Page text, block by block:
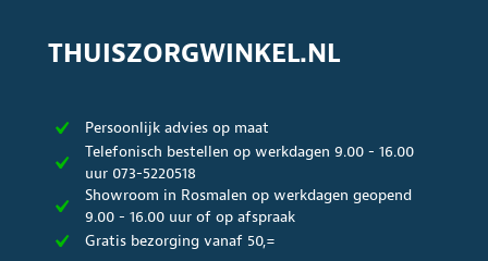
THUISZORGWINKEL.NL
Persoonlijk advies op maat
Telefonisch bestellen op werkdagen 9.00 - 16.00
uur 073-5220518
Showroom in Rosmalen op werkdagen geopend
9.00 - 16.00 uur of op afspraak
Gratis bezorging vanaf 50,=